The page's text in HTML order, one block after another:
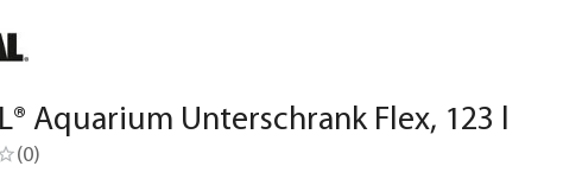
Aquarium Unterschrank Flex, 123 l
(0)